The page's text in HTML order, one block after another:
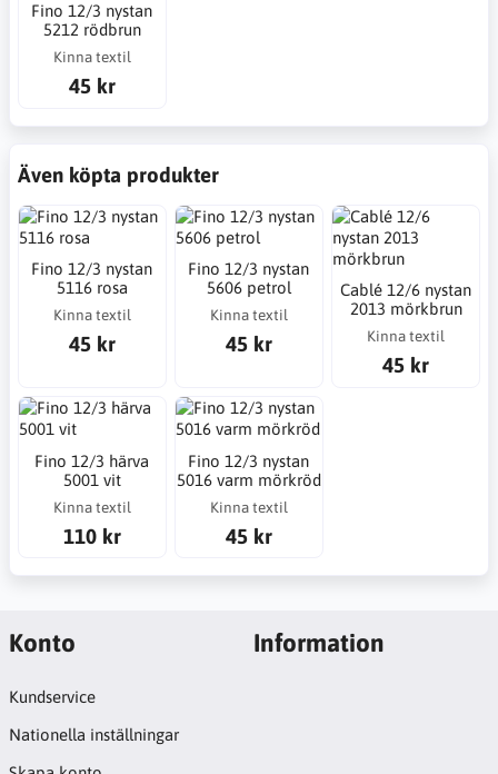
Fino 12/3 nystan
5212 rödbrun
Kinna textil
45 kr
Även köpta produkter
Fino 12/3 nystan
5116 rosa
Kinna textil
45 kr
Fino 12/3 nystan
5606 petrol
Kinna textil
45 kr
Cablé 12/6 nystan
2013 mörkbrun
Kinna textil
45 kr
Fino 12/3 härva
5001 vit
Kinna textil
110 kr
Fino 12/3 nystan
5016 varm mörkröd
Kinna textil
45 kr
Konto
Kundservice
Nationella inställningar
Information